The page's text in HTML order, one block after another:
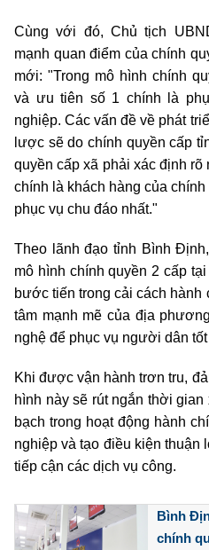
Cùng với đó, Chủ tịch
mạnh quan điểm của chính
mới: "Trong mô hình chính
và ưu tiên số 1 chính là
nghiệp. Các vấn đề về phát
lược sẽ do chính quyền cấp
quyền cấp xã phải xác định
chính là khách hàng của
phục vụ chu đáo nhất."
Theo lãnh đạo tỉnh Bình
mô hình chính quyền 2 cấp
bước tiến trong cải cách hành
tâm mạnh mẽ của địa
nghệ để phục vụ người dân
Khi được vận hành trơn tru,
hình này sẽ rút ngắn thời
bạch trong hoạt động hành
nghiệp và tạo điều kiện
tiếp cận các dịch vụ công.
Bình
chính